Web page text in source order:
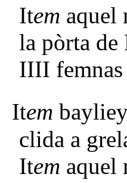
Item aquel
la pòrta de
IIII
Item
clida a
Item aquel